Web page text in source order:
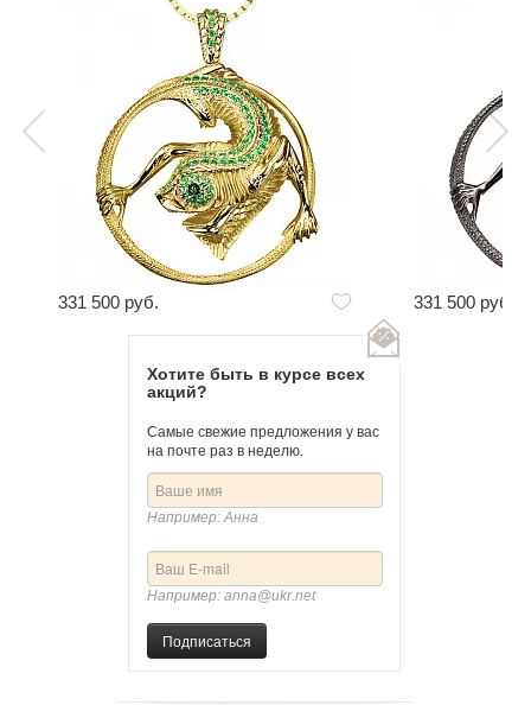
331 500 руб. 331 500 руб.
Хотите быть в курсе всех
акций?
Самые свежие предложения у вас
на почте раз в неделю.
Например: Анна
Например: anna@ukr.net
Подписаться